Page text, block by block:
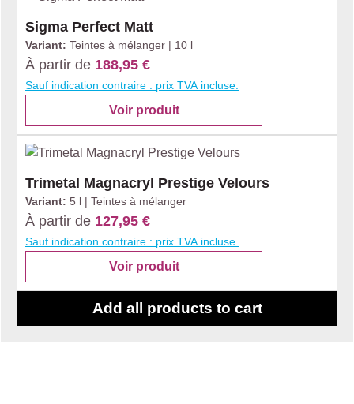
Sigma Perfect Matt
Variant: Teintes à mélanger | 10 l
À partir de 188,95 €
Sauf indication contraire : prix TVA incluse.
Voir produit
Trimetal Magnacryl Prestige Velours
Variant: 5 l | Teintes à mélanger
À partir de 127,95 €
Sauf indication contraire : prix TVA incluse.
Voir produit
Add all products to cart